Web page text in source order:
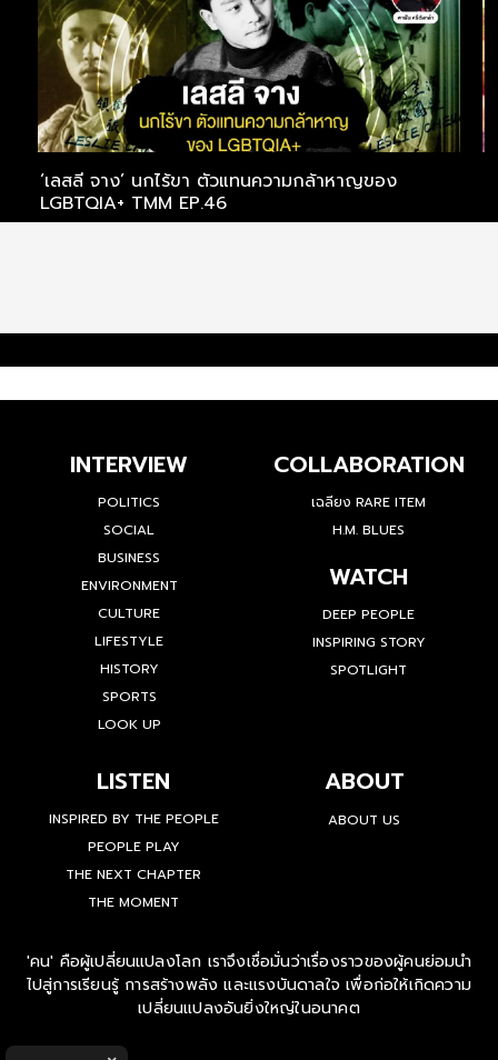
‘เลสลี จาง’ นกไร้ขา ตัวแทนความกล้าหาญของ
LGBTQIA+ TMM EP.46
INTERVIEW
POLITICS
SOCIAL
BUSINESS
ENVIRONMENT
CULTURE
LIFESTYLE
HISTORY
SPORTS
LOOK UP
COLLABORATION
เฉลียง RARE ITEM
H.M. BLUES
WATCH
DEEP PEOPLE
INSPIRING STORY
SPOTLIGHT
LISTEN
INSPIRED BY THE PEOPLE
PEOPLE PLAY
THE NEXT CHAPTER
THE MOMENT
ABOUT
ABOUT US
'คน' คือผู้เปลี่ยนแปลงโลก เราจึงเชื่อมั่นว่าเรื่องราวของผู้คนย่อมนำ
ไปสู่การเรียนรู้ การสร้างพลัง และแรงบันดาลใจ เพื่อก่อให้เกิดความ
เปลี่ยนแปลงอันยิ่งใหญ่ในอนาคต